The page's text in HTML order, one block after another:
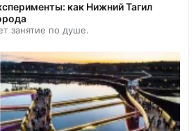
как Нижний Тагил
занятие по душе.